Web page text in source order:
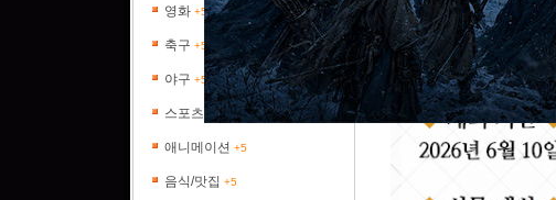
영화 +5
축구 +5
야구 +5
스포츠 +5
애니메이션 +5
음식/맛집 +5